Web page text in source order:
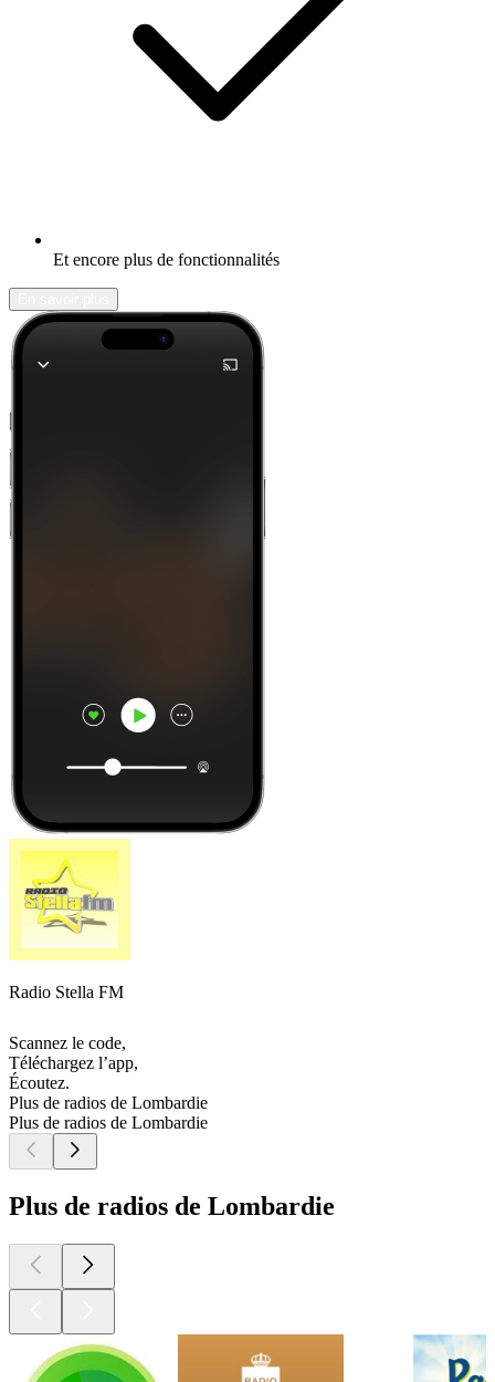
Et encore plus de fonctionnalités
Radio Stella FM
Scannez le code,
Téléchargez l’app,
Écoutez.
Plus de radios de Lombardie
Plus de radios de Lombardie
Plus de radios de Lombardie